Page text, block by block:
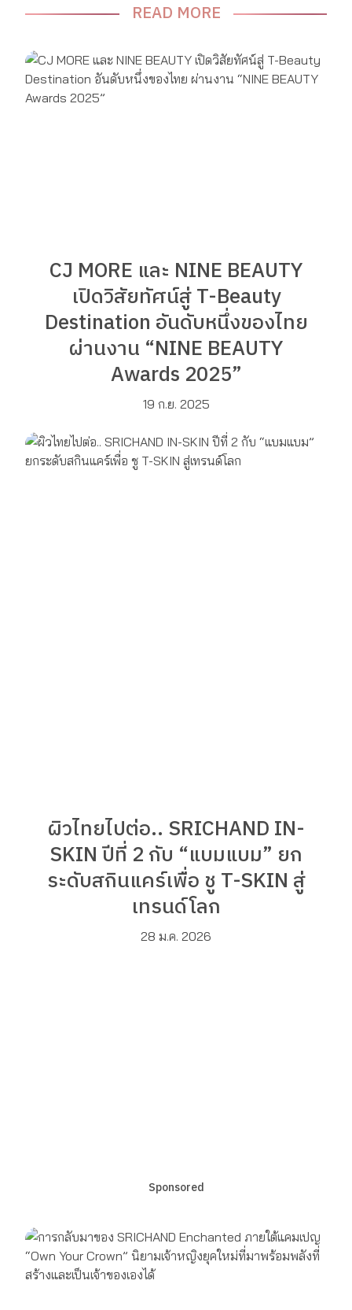
READ MORE
CJ MORE และ NINE BEAUTY
เปิดวิสัยทัศน์สู่ T-Beauty
Destination อันดับหนึ่งของไทย
ผ่านงาน “NINE BEAUTY
Awards 2025”
19 ก.ย. 2025
ผิวไทยไปต่อ.. SRICHAND IN-
SKIN ปีที่ 2 กับ “แบมแบม” ยก
ระดับสกินแคร์เพื่อ ชู T-SKIN สู่
เทรนด์โลก
28 ม.ค. 2026
Sponsored